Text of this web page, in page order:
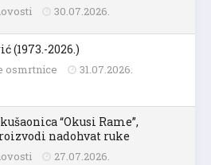
30.07.2026.
(1973.-2026.)
osmrtnice 31.07.2026.
“Okusi Rame”,
nadohvat ruke
27.07.2026.